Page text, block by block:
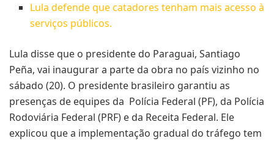
Lula defende que catadores tenham mais acesso à
serviços públicos.
Lula disse que o presidente do Paraguai, Santiago
Peña, vai inaugurar a parte da obra no país vizinho no
sábado (20). O presidente brasileiro garantiu as
presenças de equipes da Polícia Federal (PF), da Polícia
Rodoviária Federal (PRF) e da Receita Federal. Ele
explicou que a implementação gradual do tráfego tem